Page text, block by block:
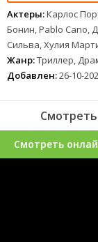
Актеры:Карлос
Бонин, Pablo Cano,
Сильва, Хулия
Жанр:Триллер,
Добавлен:26-10-
Смотреть